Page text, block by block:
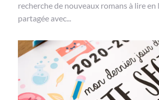
recherche de nouveaux romans à lire en
partagée avec...